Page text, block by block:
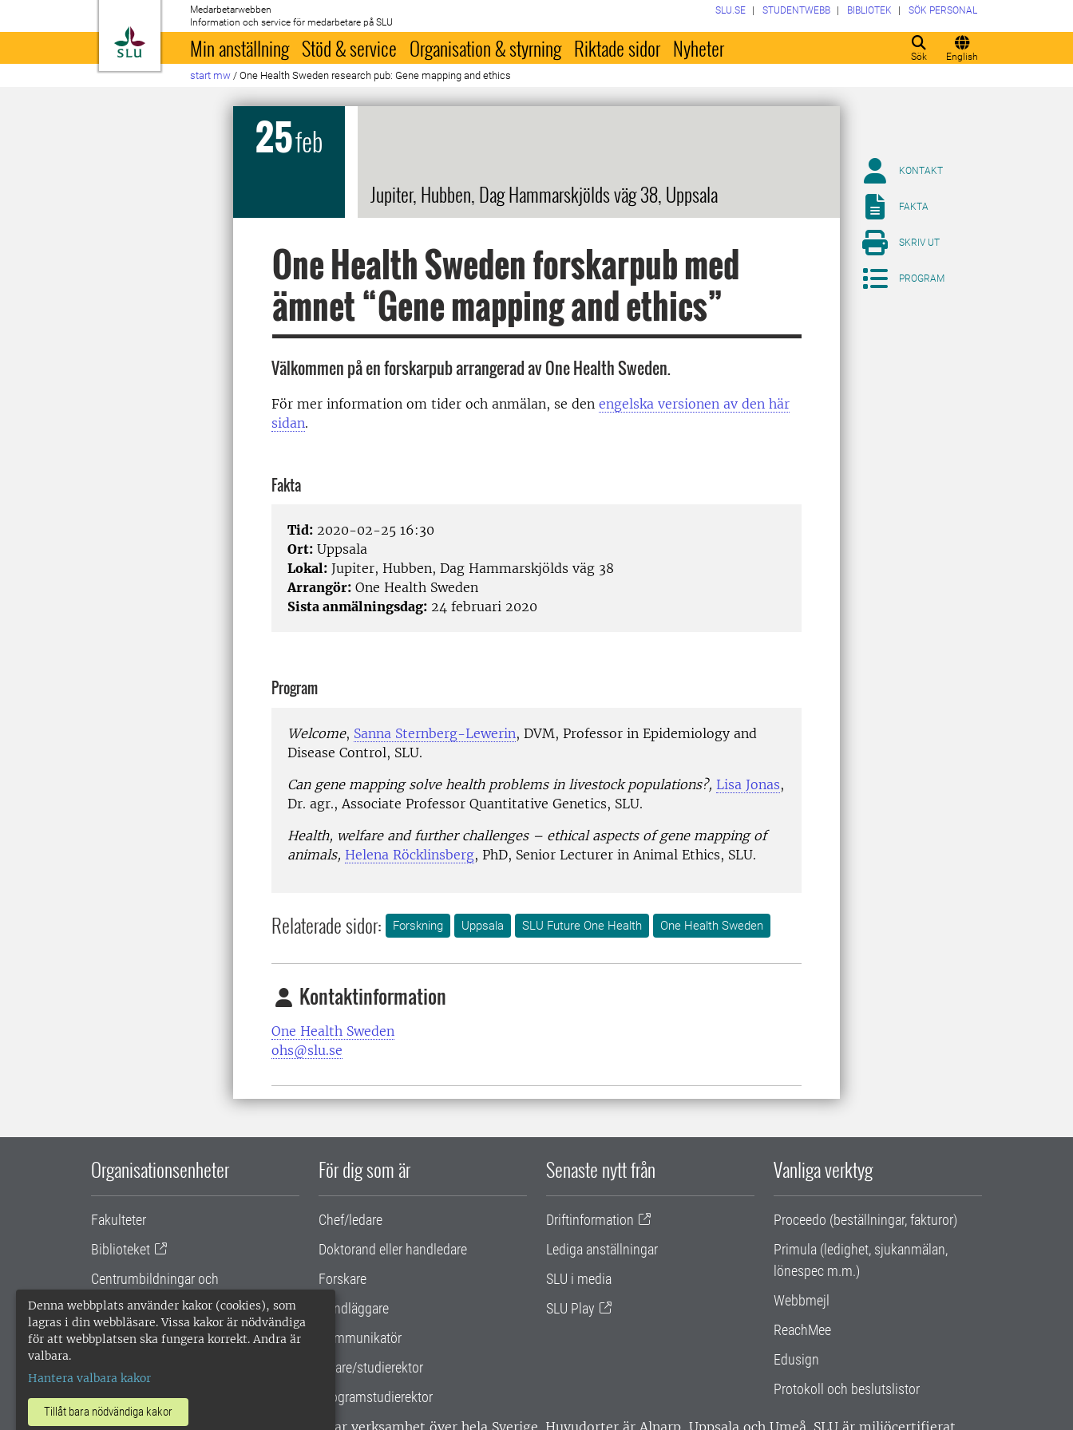
Denna webbplats använder kakor (cookies), som
lagras i din webbläsare. Vissa kakor är nödvändiga
för att webbplatsen ska fungera korrekt. Andra är
valbara.
Hantera valbara kakor
Tillåt bara nödvändiga kakor
Till startsida
Medarbetarwebben
Information och service för medarbetare på SLU
Sök English
SLU.SE STUDENTWEBB BIBLIOTEK SÖK PERSONAL
Min anställning Stöd & service Organisation & styrning Riktade sidor Nyheter
start mw / One Health Sweden research pub: Gene mapping and ethics
25feb
Jupiter, Hubben, Dag Hammarskjölds väg 38, Uppsala
One Health Sweden forskarpub med
ämnet “Gene mapping and ethics”
Välkommen på en forskarpub arrangerad av One Health Sweden.
För mer information om tider och anmälan, se den engelska versionen av den här
sidan.
Fakta
Tid: 2020-02-25 16:30
Ort: Uppsala
Lokal: Jupiter, Hubben, Dag Hammarskjölds väg 38
Arrangör: One Health Sweden
Sista anmälningsdag: 24 februari 2020
Program
Welcome, Sanna Sternberg-Lewerin, DVM, Professor in Epidemiology and
Disease Control, SLU.
Can gene mapping solve health problems in livestock populations?, Lisa Jonas,
Dr. agr., Associate Professor Quantitative Genetics, SLU.
Health, welfare and further challenges – ethical aspects of gene mapping of
animals, Helena Röcklinsberg, PhD, Senior Lecturer in Animal Ethics, SLU.
Relaterade sidor: Forskning Uppsala SLU Future One Health One Health Sweden
Kontaktinformation
One Health Sweden
ohs@slu.se
KONTAKT
FAKTA
SKRIV UT
PROGRAM
Organisationsenheter
Fakulteter
Biblioteket
Centrumbildningar och
samarbetsprojekt
Gemensamma verksamhetsstödet
För dig som är
Chef/ledare
Doktorand eller handledare
Forskare
Handläggare
Kommunikatör
Lärare/studierektor
Programstudierektor
Senaste nytt från
Driftinformation
Lediga anställningar
SLU i media
SLU Play
Vanliga verktyg
Proceedo (beställningar, fakturor)
Primula (ledighet, sjukanmälan,
lönespec m.m.)
Webbmejl
ReachMee
Edusign
Protokoll och beslutslistor